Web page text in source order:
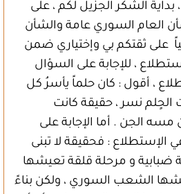
بدايةً الشكر الجزيل لكم ، على
العام السوري عامة والشأن
على ثقتكم بي وإختياري ضمن
، للإجابة على السؤال
، أقول : كان حلماً يأسرُ كل
الحٍلم نسر ، حقيقة كانت
الجن . أما الإجابة على
الإستطلاع : فحقيقة لا تبنى
ضبابية و مرحلة قلقة تعيشها
الشعب السوري ، ولكن بناءً